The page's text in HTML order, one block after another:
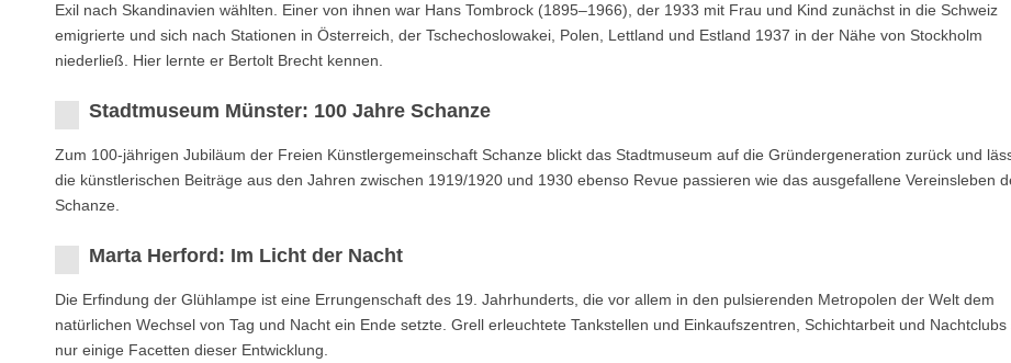
Exil nach Skandinavien wählten. Einer von ihnen war Hans Tombrock (1895–1966), der 1933 mit Frau und Kind zunächst in die Schweiz
emigrierte und sich nach Stationen in Österreich, der Tschechoslowakei, Polen, Lettland und Estland 1937 in der Nähe von Stockholm
niederließ. Hier lernte er Bertolt Brecht kennen.
Stadtmuseum Münster: 100 Jahre Schanze
Zum 100-jährigen Jubiläum der Freien Künstlergemeinschaft Schanze blickt das Stadtmuseum auf die Gründergeneration zurück und
die künstlerischen Beiträge aus den Jahren zwischen 1919/1920 und 1930 ebenso Revue passieren wie das ausgefallene Vereinsleben
Schanze.
Marta Herford: Im Licht der Nacht
Die Erﬁndung der Glühlampe ist eine Errungenschaft des 19. Jahrhunderts, die vor allem in den pulsierenden Metropolen der Welt dem
natürlichen Wechsel von Tag und Nacht ein Ende setzte. Grell erleuchtete Tankstellen und Einkaufszentren, Schichtarbeit und Nachtclubs
nur einige Facetten dieser Entwicklung.